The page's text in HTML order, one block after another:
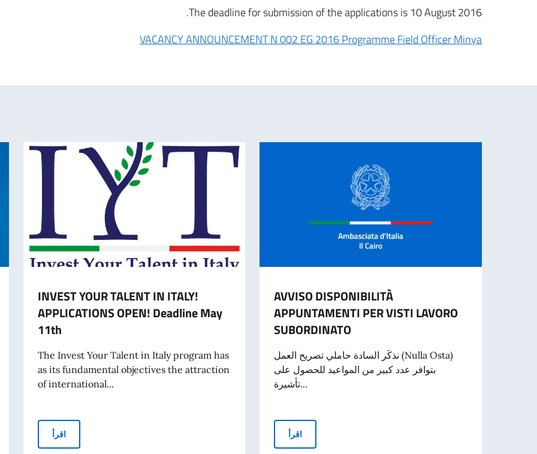
The deadline for submission of the applications is 10 August 2016.
VACANCY ANNOUNCEMENT N 002 EG 2016 Programme Field Officer Minya
per l’espatrio dal 3 agosto
INVEST YOUR TALENT IN ITALY!
APPLICATIONS OPEN! Deadline May
11th
The Invest Your Talent in Italy program has
as its fundamental objectives the attraction
of international...
اقرأINVEST YOUR TALENT IN ITALY! APPLICATIONS OPEN! Deadline May 11th
AVVISO DISPONIBILITÀ
APPUNTAMENTI PER VISTI LAVORO
SUBORDINATO
نذكَر السادة حاملي تصريح العمل (Nulla Osta)
بتوافر عدد كبير من المواعيد للحصول على
تأشيرة...
اقرأAVVISO DISPONIBILITÀ APPUNTAMENTI PER VISTI LAVORO